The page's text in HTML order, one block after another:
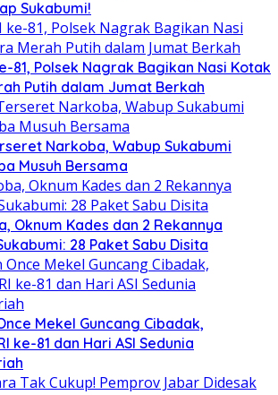
Sukabumi!
81, Polsek Nagrak Bagikan Nasi Kotak
Putih dalam Jumat Berkah
Narkoba, Wabup Sukabumi
Musuh Bersama
Oknum Kades dan 2 Rekannya
28 Paket Sabu Disita
Mekel Guncang Cibadak,
ke-81 dan Hari ASI Sedunia